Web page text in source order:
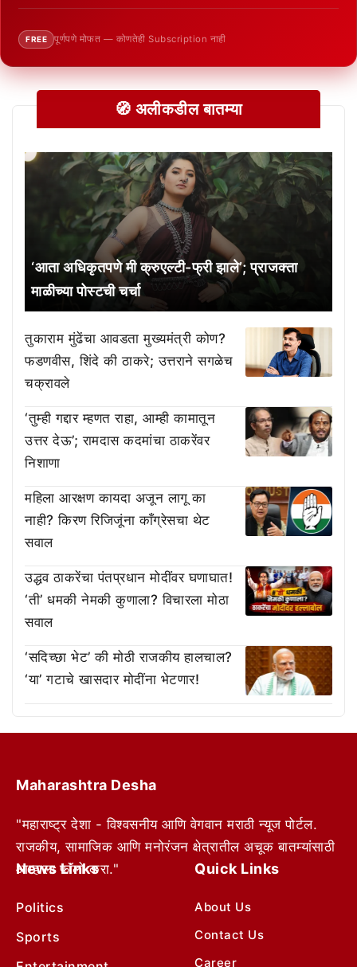
FREE पूर्णपणे मोफत — कोणतेही Subscription नाही
🧭 अलीकडील बातम्या
‘आता अधिकृतपणे मी क्रुएल्टी-फ्री झाले’; प्राजक्ता
माळीच्या पोस्टची चर्चा
तुकाराम मुंढेंचा आवडता मुख्यमंत्री कोण?
फडणवीस, शिंदे की ठाकरे; उत्तराने सगळेच
चक्रावले
‘तुम्ही गद्दार म्हणत राहा, आम्ही कामातून
उत्तर देऊ’; रामदास कदमांचा ठाकरेंवर
निशाणा
महिला आरक्षण कायदा अजून लागू का
नाही? किरण रिजिजूंना काँग्रेसचा थेट
सवाल
उद्धव ठाकरेंचा पंतप्रधान मोदींवर घणाघात!
‘ती’ धमकी नेमकी कुणाला? विचारला मोठा
सवाल
‘सदिच्छा भेट’ की मोठी राजकीय हालचाल?
‘या’ गटाचे खासदार मोदींना भेटणार!
Maharashtra Desha
"महाराष्ट्र देशा - विश्वसनीय आणि वेगवान मराठी न्यूज पोर्टल.
राजकीय, सामाजिक आणि मनोरंजन क्षेत्रातील अचूक बातम्यांसाठी
आम्हाला फॉलो करा."
News Links
Politics
Sports
Quick Links
About Us
Contact Us
Career